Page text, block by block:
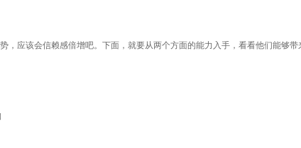
应该会信赖感倍增吧。下面，就要从两个方面的能力入手，看看他们能够带